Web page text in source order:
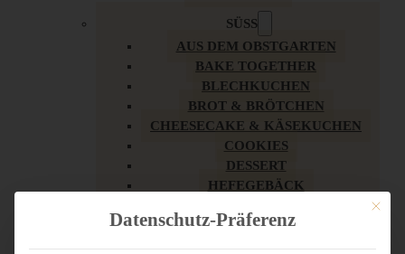
SÜSS
AUS DEM OBSTGARTEN
BAKE TOGETHER
BLECHKUCHEN
BROT & BRÖTCHEN
CHEESECAKE & KÄSEKUCHEN
COOKIES
DESSERT
HEFEGEBÄCK
KUCHEN
LOW CARB & GESÜNDER
Mit
Datenschutz-Präferenz